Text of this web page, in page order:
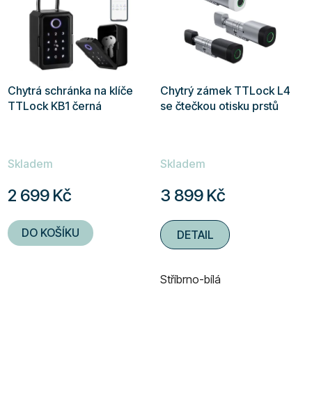
Chytrá schránka na klíče
TTLock KB1 černá
Skladem
2 699 Kč
DO KOŠÍKU
Chytrý zámek TTLock L4
se čtečkou otisku prstů
Skladem
3 899 Kč
DETAIL
Stříbrno-bílá